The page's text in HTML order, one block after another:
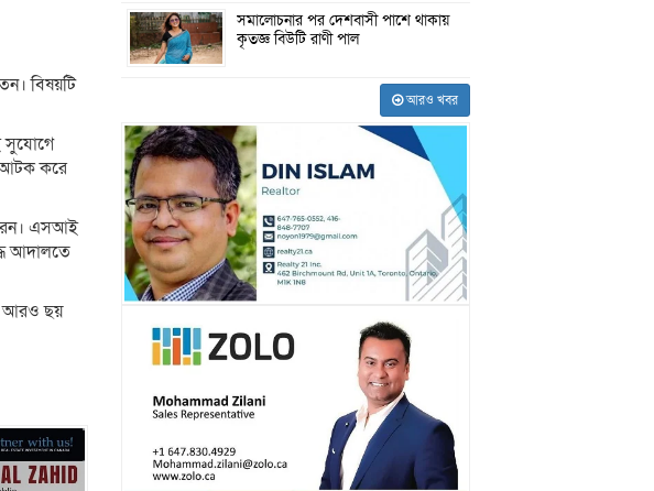
বিষয়টি
সুযোগে
আটক করে
এসআই
আদালতে
আরও ছয়
সমালোচনার পর দেশবাসী পাশে থাকায়
কৃতজ্ঞ বিউটি রাণী পাল
আরও খবর